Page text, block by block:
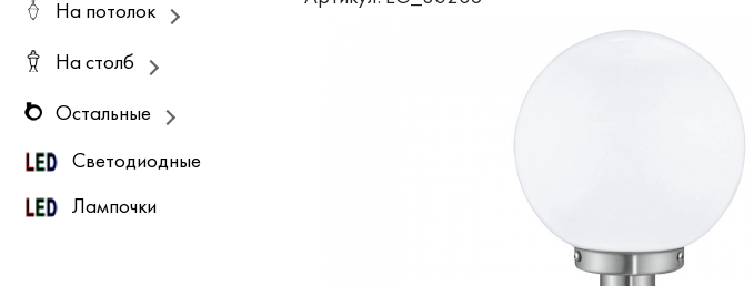
На потолок
На столб
Остальные
Светодиодные
Лампочки